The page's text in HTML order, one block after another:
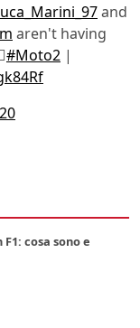
and
aren't having
#Moto2 |
cosa sono e